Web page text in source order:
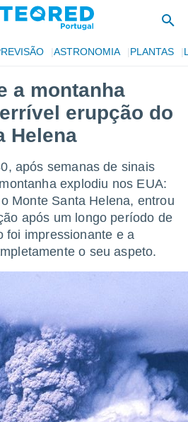
ASTRONOMIA PLANTAS
a montanha
erupção do
Helena
após semanas de sinais
explodiu nos EUA:
Monte Santa Helena, entrou
após um longo período de
foi impressionante e a
o seu aspeto.